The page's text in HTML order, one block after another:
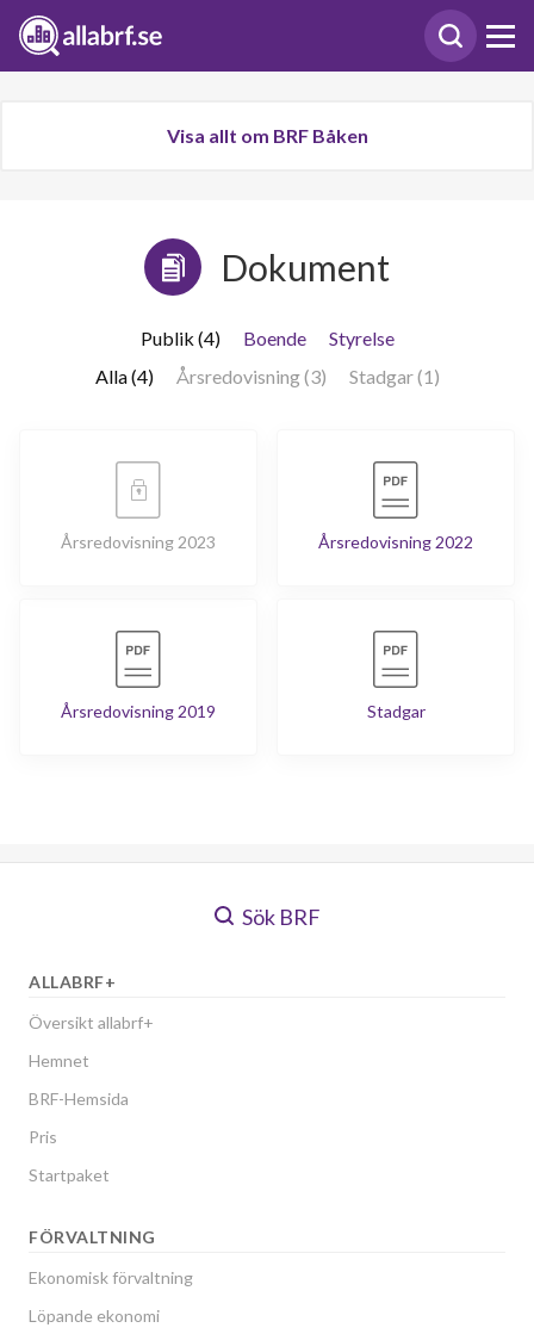
Visa allt om BRF Båken
Dokument
Publik (4) Boende
Styrelse
Alla (4)
Årsredovisning (3) Stadgar (1)
Årsredovisning 2023 Årsredovisning 2022
Årsredovisning 2019 Stadgar
Sök BRF
ALLABRF+
Översikt allabrf+
Hemnet
BRF-Hemsida
Pris
Startpaket
FÖRVALTNING
Ekonomisk förvaltning
Löpande ekonomi